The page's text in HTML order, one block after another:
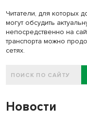
Читатели, для которых
могут обсудить
непосредственно на
транспорта можно
сетях.
Новости